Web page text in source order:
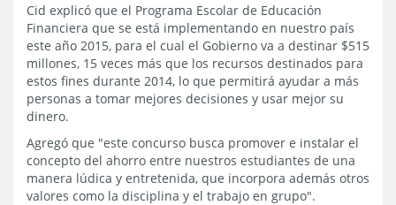
Cid explicó que el Programa Escolar de Educación
Financiera que se está implementando en nuestro país
este año 2015, para el cual el Gobierno va a destinar $515
millones, 15 veces más que los recursos destinados para
estos fines durante 2014, lo que permitirá ayudar a más
personas a tomar mejores decisiones y usar mejor su
dinero.
Agregó que "este concurso busca promover e instalar el
concepto del ahorro entre nuestros estudiantes de una
manera lúdica y entretenida, que incorpora además otros
valores como la disciplina y el trabajo en grupo".